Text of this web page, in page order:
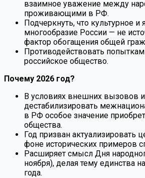
взаимное уважение между
проживающими в РФ.
Подчеркнуть, что культурное и
многообразие России — не
фактор обогащения общей
Противодействовать
российское общество.
Почему 2026 год?
В условиях внешних вызовов
дестабилизировать
в РФ особое значение
общества.
Год призван актуализировать
фоне исторических примеров
Расширяет смысл Дня
ноября), делая тему единства
года.